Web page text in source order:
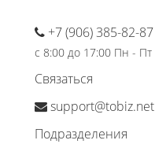
+7 (906) 385-82-87
с 8:00 до 17:00 Пн - Пт
Связаться
support@tobiz.net
Подразделения